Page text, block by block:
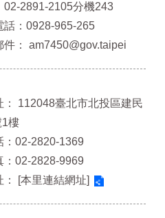
02-2891-2105分機243
話：0928-965-265
： am7450@gov.taipei
112048臺北市北投區建民
1樓
：02-2820-1369
：02-2828-9969
[本里連結網址]